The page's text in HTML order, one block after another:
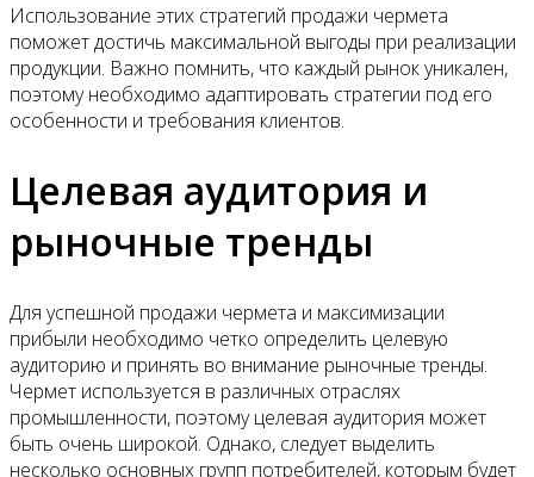
Использование этих стратегий продажи чермета
поможет достичь максимальной выгоды при реализации
продукции. Важно помнить, что каждый рынок уникален,
поэтому необходимо адаптировать стратегии под его
особенности и требования клиентов.
Целевая аудитория и
рыночные тренды
Для успешной продажи чермета и максимизации
прибыли необходимо четко определить целевую
аудиторию и принять во внимание рыночные тренды.
Чермет используется в различных отраслях
промышленности, поэтому целевая аудитория может
быть очень широкой. Однако, следует выделить
несколько основных групп потребителей, которым будет